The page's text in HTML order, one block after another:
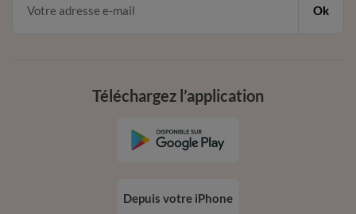
Ok
Téléchargez l’application
Depuis votre iPhone